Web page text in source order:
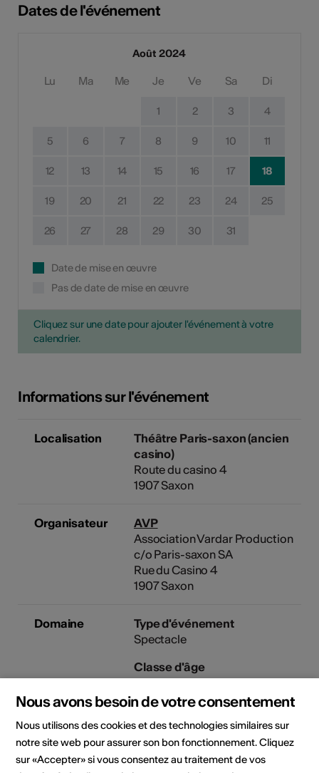
Dates de l'événement
Août 2024
Lu Ma Me Je Ve Sa Di
1 2 3 4
5 6 7 8 9 10 11
12 13 14 15 16 17 18
19 20 21 22 23 24 25
26 27 28 29 30 31
Date de mise en œuvre
Pas de date de mise en œuvre
Cliquez sur une date pour ajouter l'événement à votre
calendrier.
Informations sur l'événement
Localisation
Théâtre Paris-saxon (ancien
casino)
Route du casino 4
1907 Saxon
Organisateur
AVP
Association Vardar Production
c/o Paris-saxon SA
Rue du Casino 4
1907 Saxon
Domaine
Type d'événement
Spectacle
Classe d'âge
Tout public
Public cible
Enfant
Nous avons besoin de votre consentement
Nous utilisons des cookies et des technologies similaires sur
notre site web pour assurer son bon fonctionnement. Cliquez
sur «Accepter» si vous consentez au traitement de vos